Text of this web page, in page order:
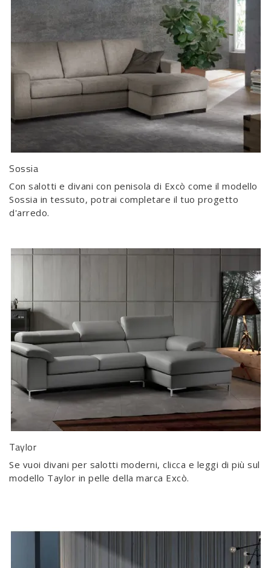
Sossia
Con salotti e divani con penisola di Excò come il modello
Sossia in tessuto, potrai completare il tuo progetto
d'arredo.
Taylor
Se vuoi divani per salotti moderni, clicca e leggi di più sul
modello Taylor in pelle della marca Excò.